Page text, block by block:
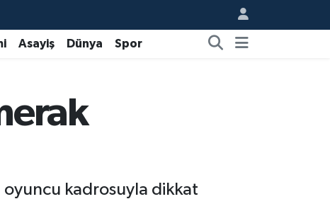
Asayiş Dünya Spor
oyuncu kadrosuyla dikkat